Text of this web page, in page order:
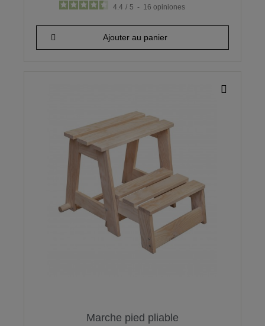
4.4 / 5 - 16opiniones
15,66 €
Ajouter au panier
Marche pied pliable